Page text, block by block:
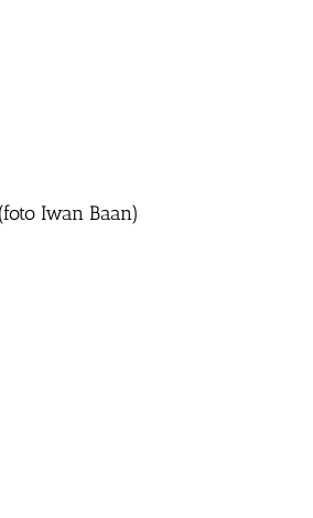
Iwan Baan)